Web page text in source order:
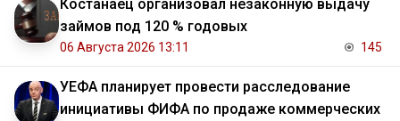
Костанаец организовал незаконную выдачу
займов под 120 % годовых
06 Августа 2026 13:11 145
УЕФА планирует провести расследование
инициативы ФИФА по продаже коммерческих